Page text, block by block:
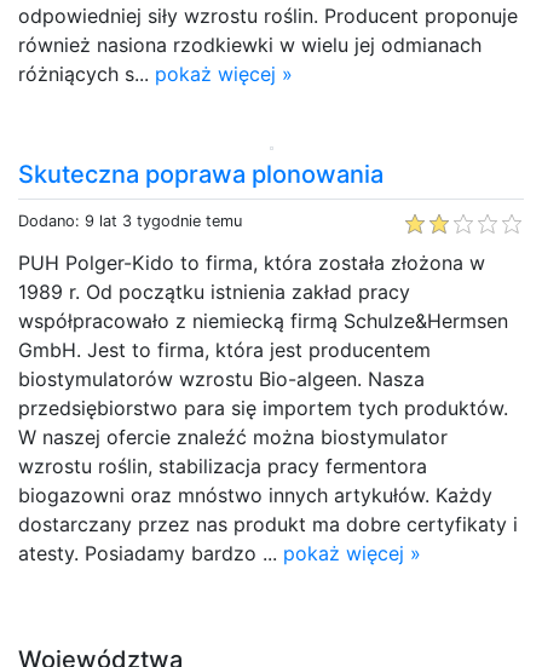
odpowiedniej siły wzrostu roślin. Producent proponuje
również nasiona rzodkiewki w wielu jej odmianach
różniących s... pokaż więcej »
Skuteczna poprawa plonowania
Dodano: 9 lat 3 tygodnie temu
PUH Polger-Kido to firma, która została złożona w
1989 r. Od początku istnienia zakład pracy
współpracowało z niemiecką firmą Schulze&Hermsen
GmbH. Jest to firma, która jest producentem
biostymulatorów wzrostu Bio-algeen. Nasza
przedsiębiorstwo para się importem tych produktów.
W naszej ofercie znaleźć można biostymulator
wzrostu roślin, stabilizacja pracy fermentora
biogazowni oraz mnóstwo innych artykułów. Każdy
dostarczany przez nas produkt ma dobre certyfikaty i
atesty. Posiadamy bardzo ... pokaż więcej »
Województwa